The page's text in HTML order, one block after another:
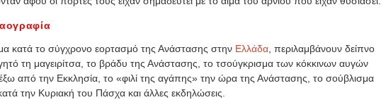
κατά το σύγχρονο εορτασμό της Ανάστασης στην Ελλάδα, περιλαμβάνουν δείπνο
τη μαγειρίτσα, το βράδυ της Ανάστασης, το τσούγκρισμα των κόκκινων αυγών
από την Εκκλησία, το «φιλί της αγάπης» την ώρα της Ανάστασης, το σούβλισμα
την Κυριακή του Πάσχα και άλλες εκδηλώσεις.